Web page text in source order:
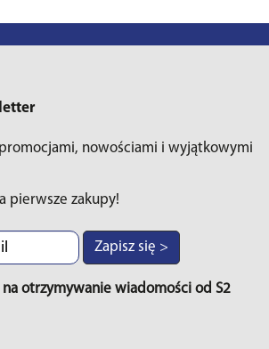
promocjami, nowościami i wyjątkowymi
pierwsze zakupy!
Zapisz się >
otrzymywanie wiadomości od S2